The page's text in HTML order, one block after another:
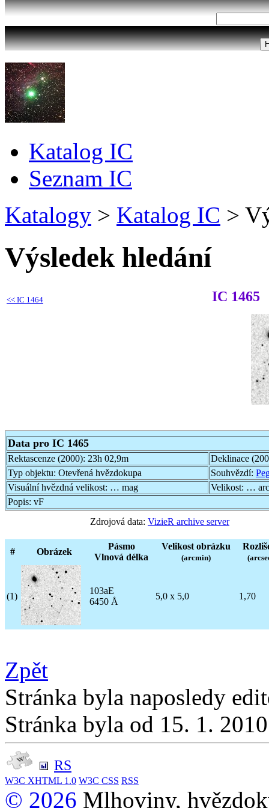
Katalog IC
Seznam IC
Katalogy > Katalog IC >
Výsledek hledání
<< IC 1464 IC 1465
Data pro IC 1465
Rektascenze (2000): 23h 02,9m
Deklinace
Typ objektu: Otevřená hvězdokupa Souhvězdí:
Visuální hvězdná velikost: … mag Velikost: …
Popis: vF
Zdrojová data: VizieR archive server
# Obrázek
Pásmo
Vlnová délka
Velikost obrázku
(arcmin)
(1)
103aE
6450 Å
5,0 x 5,0 1,70
Zpět
Stránka byla naposledy
Stránka byla od 15. 1.
RS
W3C XHTML 1.0 W3C CSS RSS
© 2026 Mlhoviny,